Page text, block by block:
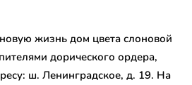
жизнь дом цвета слоновой
дорического ордера,
ш. Ленинградское, д. 19. На